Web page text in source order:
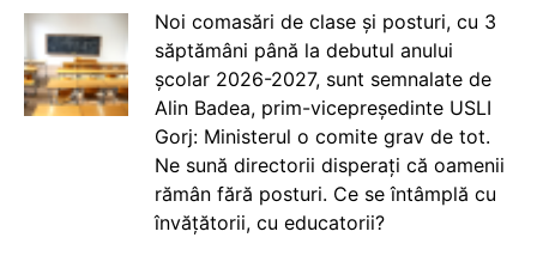
Noi comasări de clase și posturi, cu 3
săptămâni până la debutul anului
școlar 2026-2027, sunt semnalate de
Alin Badea, prim-vicepreședinte USLI
Gorj: Ministerul o comite grav de tot.
Ne sună directorii disperați că oamenii
rămân fără posturi. Ce se întâmplă cu
învățătorii, cu educatorii?